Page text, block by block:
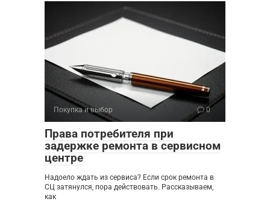
Покупка и выбор 0
Права потребителя при
задержке ремонта в сервисном
центре
Надоело ждать из сервиса? Если срок ремонта в
СЦ затянулся, пора действовать. Рассказываем,
как